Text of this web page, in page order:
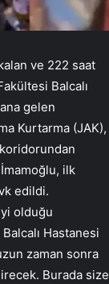
ve 222 saat
Balcalı
gelen
Kurtarma (JAK),
İmamoğlu, ilk
edildi.
olduğu
Hastanesi
zaman sonra
Burada size